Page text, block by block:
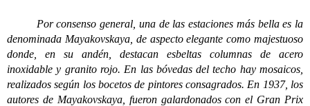
Por consenso general, una de las estaciones más bella es la
denominada Mayakovskaya, de aspecto elegante como majestuoso
donde, en su andén, destacan esbeltas columnas de acero
inoxidable y granito rojo. En las bóvedas del techo hay mosaicos,
realizados según los bocetos de pintores consagrados. En 1937, los
autores de Mayakovskaya, fueron galardonados con el Gran Prix